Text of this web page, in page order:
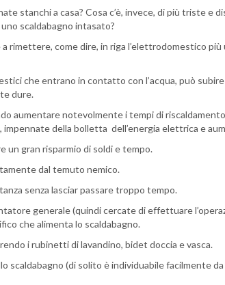
stanchi a casa? Cosa c’è, invece, di più triste e
scaldabagno intasato?
rimettere, come dire, in riga l’elettrodomestico più
che entrano in contatto con l’acqua, può
dure.
aumentare notevolmente i tempi di
della bolletta dell’energia elettrica e
un gran risparmio di soldi e tempo.
dal temuto nemico.
senza lasciar passare troppo tempo.
generale (quindi cercate di effettuare
che alimenta lo scaldabagno.
i rubinetti di lavandino, bidet doccia e vasca.
scaldabagno (di solito è individuabile facilmente